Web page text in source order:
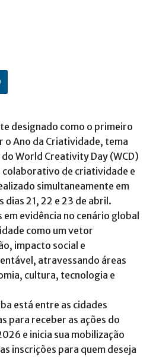
designado como o primeiro
o Ano da Criatividade, tema
World Creativity Day (WCD)
de criatividade e
simultaneamente em
dias 21, 22 e 23 de abril.
em evidência no cenário global
como um vetor
impacto social e
atravessando áreas
cultura, tecnologia e
está entre as cidades
para receber as ações do
e inicia sua mobilização
inscrições para quem deseja